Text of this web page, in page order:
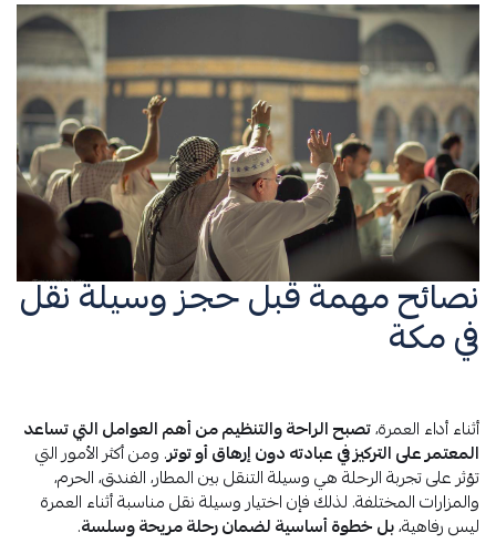
نصائح مهمة قبل حجز وسيلة نقل
في مكة
أثناء أداء العمرة،تصبح الراحة والتنظيم من أهم العوامل التي تساعد
المعتمر على التركيز في عبادته دون إرهاق أو توتر. ومن أكثر الأمور التي
تؤثر على تجربة الرحلة هي وسيلة التنقل بين المطار، الفندق، الحرم،
والمزارات المختلفة. لذلك فإن اختيار وسيلة نقل مناسبة أثناء العمرة
ليس رفاهية،بل خطوة أساسية لضمان رحلة مريحة وسلسة.